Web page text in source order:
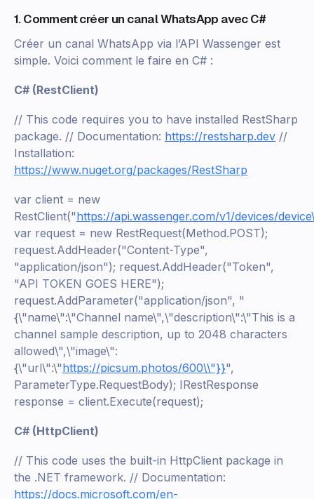
1. Comment créer un canal WhatsApp avec C#
Créer un canal WhatsApp via l’API Wassenger est
simple. Voici comment le faire en C# :
C# (RestClient)
// This code requires you to have installed RestSharp
package. // Documentation: https://restsharp.dev //
Installation:
https://www.nuget.org/packages/RestSharp
var client = new
RestClient("https://api.wassenger.com/v1/devices/
var request = new RestRequest(Method.POST);
request.AddHeader("Content-Type",
"application/json"); request.AddHeader("Token",
"API TOKEN GOES HERE");
request.AddParameter("application/json", "
{\"name\":\"Channel name\",\"description\":\"This is a
channel sample description, up to 2048 characters
allowed\",\"image\":
{\"url\":\"https://picsum.photos/600\\"}}",
ParameterType.RequestBody); IRestResponse
response = client.Execute(request);
C# (HttpClient)
// This code uses the built-in HttpClient package in
the .NET framework. // Documentation:
https://docs.microsoft.com/en-